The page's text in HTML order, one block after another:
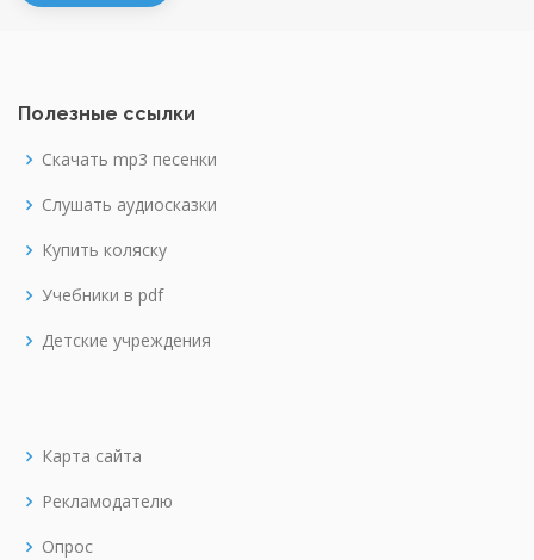
Полезные ссылки
Скачать mp3 песенки
Слушать аудиосказки
Купить коляску
Учебники в pdf
Детские учреждения
Карта сайта
Рекламодателю
Опрос